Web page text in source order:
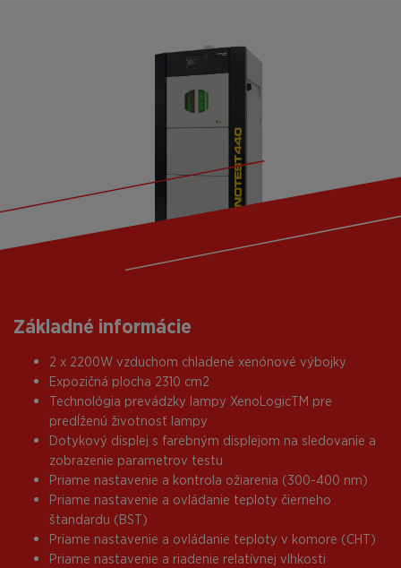
Základné informácie
2 x 2200W vzduchom chladené xenónové výbojky
Expozičná plocha 2310 cm2
Technológia prevádzky lampy XenoLogicTM pre
predĺženú životnosť lampy
Dotykový displej s farebným displejom na sledovanie a
zobrazenie parametrov testu
Priame nastavenie a kontrola ožiarenia (300-400 nm)
Priame nastavenie a ovládanie teploty čierneho
štandardu (BST)
Priame nastavenie a ovládanie teploty v komore (CHT)
Priame nastavenie a riadenie relatívnej vlhkosti